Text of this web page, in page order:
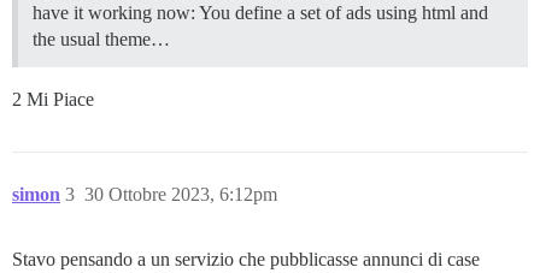
have it working now: You define a set of ads using html and
the usual theme…
2 Mi Piace
simon 30 Ottobre 2023, 6:12pm
3
Stavo pensando a un servizio che pubblicasse annunci di case